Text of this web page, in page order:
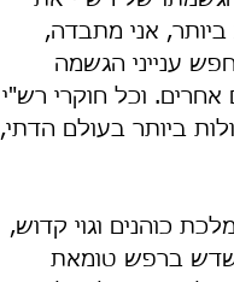
אני מתבדה,
ענייני הגשמה
אחרים. וכל חוקרי רש"י
ביותר בעולם הדתי,
כוהנים וגוי קדוש,
לדשדש ברפש טומאת